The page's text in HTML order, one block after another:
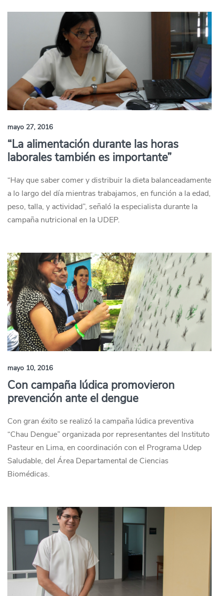
mayo 27, 2016
“La alimentación durante las horas
laborales también es importante”
“Hay que saber comer y distribuir la dieta balanceadamente
a lo largo del día mientras trabajamos, en función a la edad,
peso, talla, y actividad”, señaló la especialista durante la
campaña nutricional en la UDEP.
mayo 10, 2016
Con campaña lúdica promovieron
prevención ante el dengue
Con gran éxito se realizó la campaña lúdica preventiva
“Chau Dengue” organizada por representantes del Instituto
Pasteur en Lima, en coordinación con el Programa Udep
Saludable, del Área Departamental de Ciencias
Biomédicas.